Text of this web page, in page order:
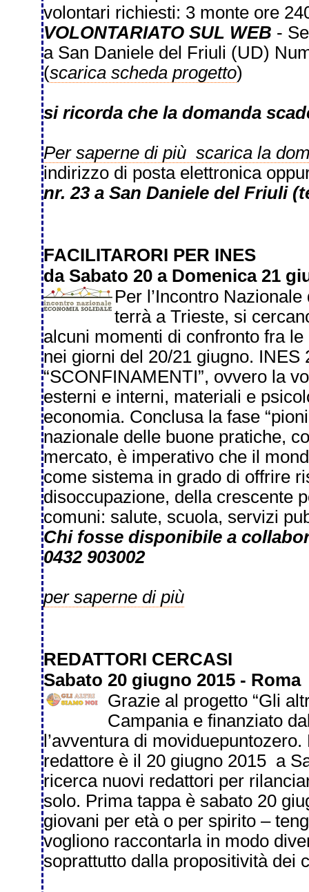
volontari richiesti: 3 monte ore
VOLONTARIATO SUL WEB -
a San Daniele del Friuli (UD)
(scarica scheda progetto)
si ricorda che la domanda
Per saperne di più scarica la
indirizzo di posta elettronica
nr. 23 a San Daniele del Friuli
FACILITARORI PER INES
da Sabato 20 a Domenica 21
Per l’Incontro
terrà a Trieste, si
alcuni momenti di confronto fra
nei giorni del 20/21 giugno. INES
“SCONFINAMENTI”, ovvero la
esterni e interni, materiali e
economia. Conclusa la fase
nazionale delle buone pratiche,
mercato, è imperativo che il
come sistema in grado di offrire
disoccupazione, della crescente
comuni: salute, scuola, servizi
Chi fosse disponibile a
0432 903002
per saperne di più
REDATTORI CERCASI
Sabato 20 giugno 2015 - Roma
Grazie al progetto “Gli
Campania e finanziato
l’avventura di
redattore è il 20 giugno 2015 a
ricerca nuovi redattori per
solo. Prima tappa è sabato 20
giovani per età o per spirito –
vogliono raccontarla in modo
soprattutto dalla propositività dei